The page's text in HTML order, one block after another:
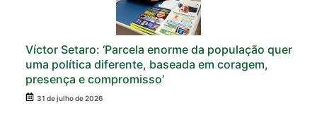
Víctor Setaro: ‘Parcela enorme da população quer
uma política diferente, baseada em coragem,
presença e compromisso’
31 de julho de 2026